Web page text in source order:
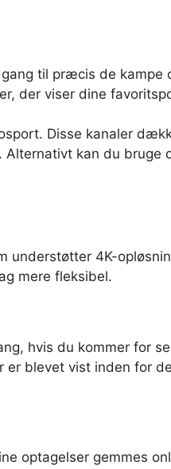
til præcis de kampe
der viser dine
Disse kanaler
kan du
understøtter 4K-
mere fleksibel.
hvis du kommer for
er blevet vist inden for
optagelser gemmes